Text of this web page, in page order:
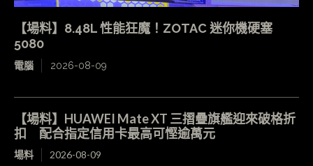
【場料】8.48L 性能狂魔！ZOTAC 迷你機硬塞
5080
電腦 2026-08-09
【場料】HUAWEI Mate XT 三摺疊旗艦迎來破格折
扣 配合指定信用卡最高可慳逾萬元
場料 2026-08-09